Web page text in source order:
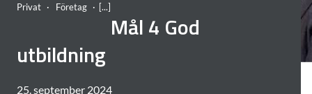
Privat Företag
Mål 4 God
utbildning
25. september 2024